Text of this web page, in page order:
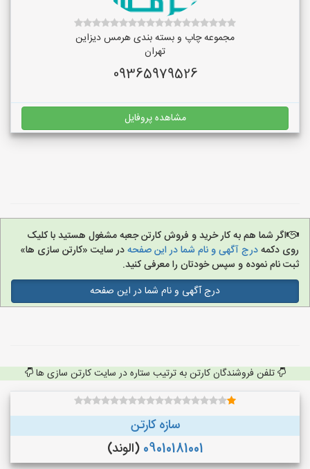
مجموعه چاپ و بسته بندی هرمس دیزاین
تهران
09365979526
مشاهده پروفایل
اگر شما هم به کار خرید و فروش کارتن جعبه مشغول هستید با کلیک
روی دکمهدرج آگهی و نام شما در این صفحهدر سایت «کارتن سازی ها»
ثبت نام نموده و سپس خودتان را معرفی کنید.
درج آگهی و نام شما در این صفحه
تلفن فروشندگان کارتن به ترتیب ستاره در سایت کارتن سازی ها
سازه کارتن
09010181001 (الوند)